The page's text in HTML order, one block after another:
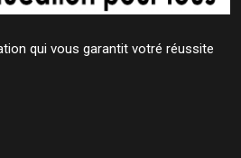
qui vous garantit votré réussite